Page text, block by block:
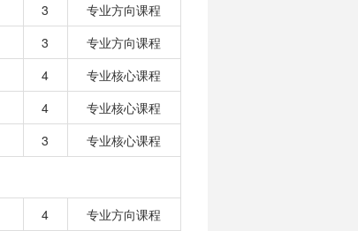
3
专业方向课程
3
专业方向课程
4
专业核心课程
4
专业核心课程
3 专业核心课程
4
专业方向课程